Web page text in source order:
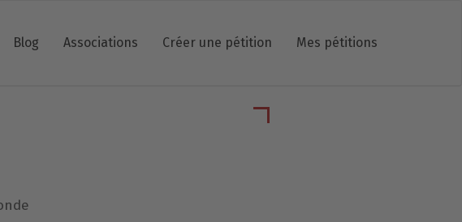
Blog Associations Créer une pétition Mes pétitions